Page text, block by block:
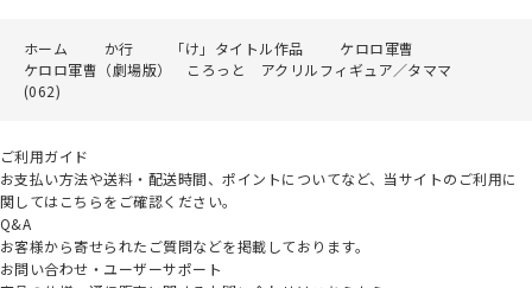
ホーム か行 「け」タイトル作品
ケロロ軍曹
ケロロ軍曹（劇場版） ころっと アクリルフィギュア／タママ
(062)
ご利用ガイド
お支払い方法や送料・配送時間、ポイントについてなど、当サイトのご利用に
関してはこちらをご確認ください。
Q&A
お客様から寄せられたご質問などを掲載しております。
お問い合わせ・ユーザーサポート